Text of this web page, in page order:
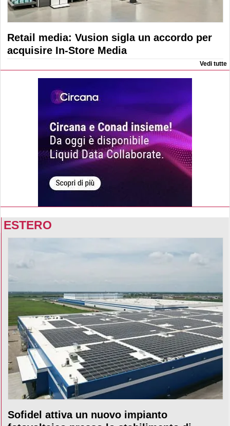
Retail media: Vusion sigla un accordo per
acquisire In-Store Media
Vedi tutte
ESTERO
Sofidel attiva un nuovo impianto